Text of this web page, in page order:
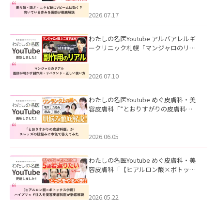
した。
2026.07.17
わたしの名医Youtube アルバアレルギ
ークリニック札幌「マンジャロのリア
た。
2026.07.10
わたしの名医Youtube めぐ皮膚科・美
容皮膚科「”とおりすがりの皮膚科
2026.06.05
わたしの名医Youtube めぐ皮膚科・美
容皮膚科「【ヒアルロン酸×ボトック
た。
2026.05.22